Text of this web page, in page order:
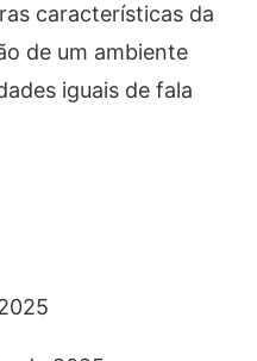
características da
de um ambiente
iguais de fala